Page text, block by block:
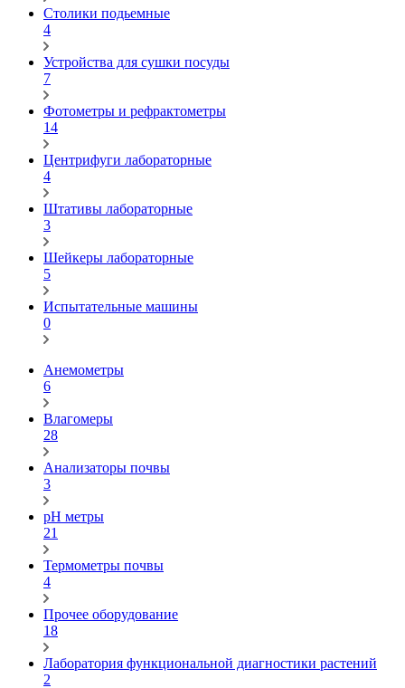
Столики подьемные
4
Устройства для сушки посуды
7
Фотометры и рефрактометры
14
Центрифуги лабораторные
4
Штативы лабораторные
3
Шейкеры лабораторные
5
Испытательные машины
0
Анемометры
6
Влагомеры
28
Анализаторы почвы
3
pH метры
21
Термометры почвы
4
Прочее оборудование
18
Лаборатория функциональной диагностики растений
2